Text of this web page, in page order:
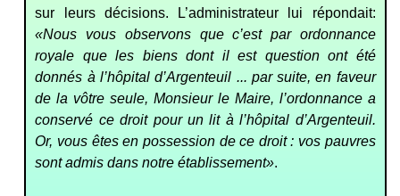
sur leurs décisions. L’administrateur lui répondait:
«Nous vous observons que c’est par ordonnance
royale que les biens dont il est question ont été
donnés à l’hôpital d’Argenteuil ... par suite, en faveur
de la vôtre seule, Monsieur le Maire, l’ordonnance a
conservé ce droit pour un lit à l’hôpital d’Argenteuil.
Or, vous êtes en possession de ce droit : vos pauvres
sont admis dans notre établissement».